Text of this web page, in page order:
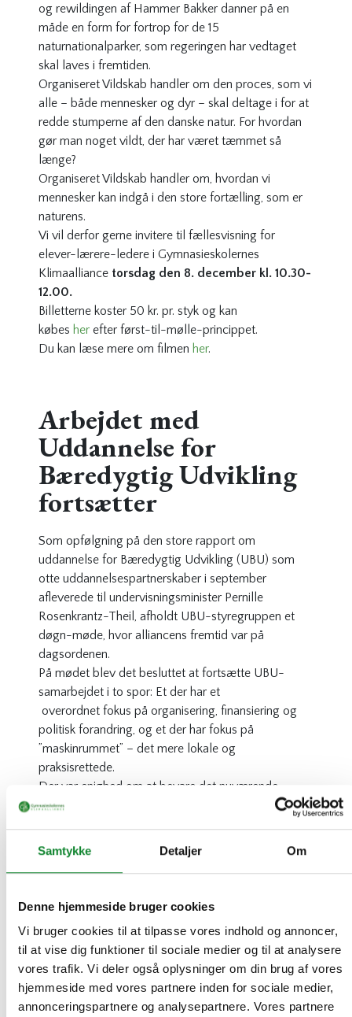
Samtykke Detaljer Om
Denne hjemmeside bruger cookies
Vi bruger cookies til at tilpasse vores indhold og annoncer,
til at vise dig funktioner til sociale medier og til at analysere
vores trafik. Vi deler også oplysninger om din brug af vores
hjemmeside med vores partnere inden for sociale medier,
annonceringspartnere og analysepartnere. Vores partnere
ogrewildingenaf Hammer Bakker danner på en
måde en form for fortrop for de 15
naturnationalparker, som regeringen har vedtaget
skal laves i fremtiden.
Organiseret Vildskab handler om den proces, som vi
alle – både mennesker og dyr – skal deltage i for at
redde stumperne af den danske natur. For hvordan
gør man noget vildt, der har været tæmmet så
længe?
Organiseret Vildskab handler om, hvordan vi
mennesker kan indgå i den store fortælling, som er
naturens.
Vi vil derfor gerne invitere til fællesvisning for
elever-lærere-ledere i Gymnasieskolernes
Klimaalliance torsdag den 8. december kl. 10.30-
12.00.
Billetterne koster 50 kr. pr. styk og kan
købes her efter først-til-mølle-princippet.
Du kan læse mere om filmen her.
Arbejdet med
Uddannelse for
Bæredygtig Udvikling
fortsætter
Som opfølgning på den store rapport om
uddannelse for Bæredygtig Udvikling (UBU) som
otte uddannelsespartnerskaber i september
afleverede til undervisningsminister Pernille
Rosenkrantz-Theil, afholdt UBU-styregruppen et
døgn-møde, hvor alliancens fremtid var på
dagsordenen.
På mødet blev det besluttet at fortsætte UBU-
samarbejdet i to spor: Et der har et
overordnet fokus på organisering, finansiering og
politisk forandring, og et der har fokus på
”maskinrummet” – det mere lokale og
praksisrettede.
Der var enighed om at bevare det nuværende
sekretariat hos Verdens Bedste Nyheder, men at
opgaver bliver:
Kommunikation og sociale medier
Organisering
Kontakt til det politiske niveau – herunder
forsøg på at påvirke regeringsgrundlaget
i en UBU-venlig retning, søge foretræde
for relevante ordførere og udvalg.
Kontakt til fonde og formidle muligheder